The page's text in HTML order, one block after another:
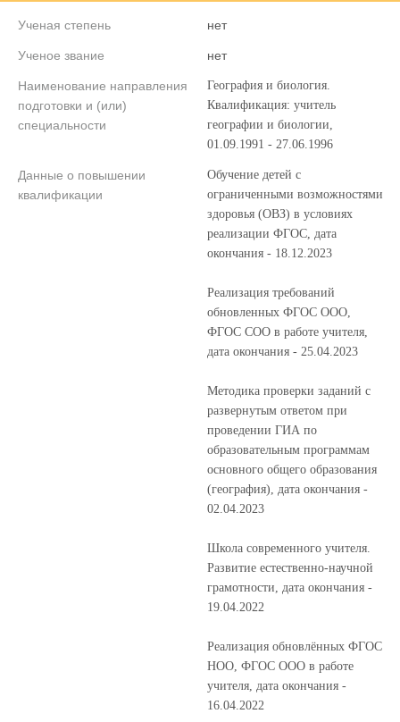
Ученая степень нет
Ученое звание нет
Наименование направления
подготовки и (или)
специальности
География и биология.
Квалификация: учитель
географии и биологии,
01.09.1991 - 27.06.1996
Данные о повышении
квалификации
Обучение детей с
ограниченными возможностями
здоровья (ОВЗ) в условиях
реализации ФГОС, дата
окончания - 18.12.2023
Реализация требований
обновленных ФГОС ООО,
ФГОС СОО в работе учителя,
дата окончания - 25.04.2023
Методика проверки заданий с
развернутым ответом при
проведении ГИА по
образовательным программам
основного общего образования
(география), дата окончания -
02.04.2023
Школа современного учителя.
Развитие естественно-научной
грамотности, дата окончания -
19.04.2022
Реализация обновлённых ФГОС
НОО, ФГОС ООО в работе
учителя, дата окончания -
16.04.2022